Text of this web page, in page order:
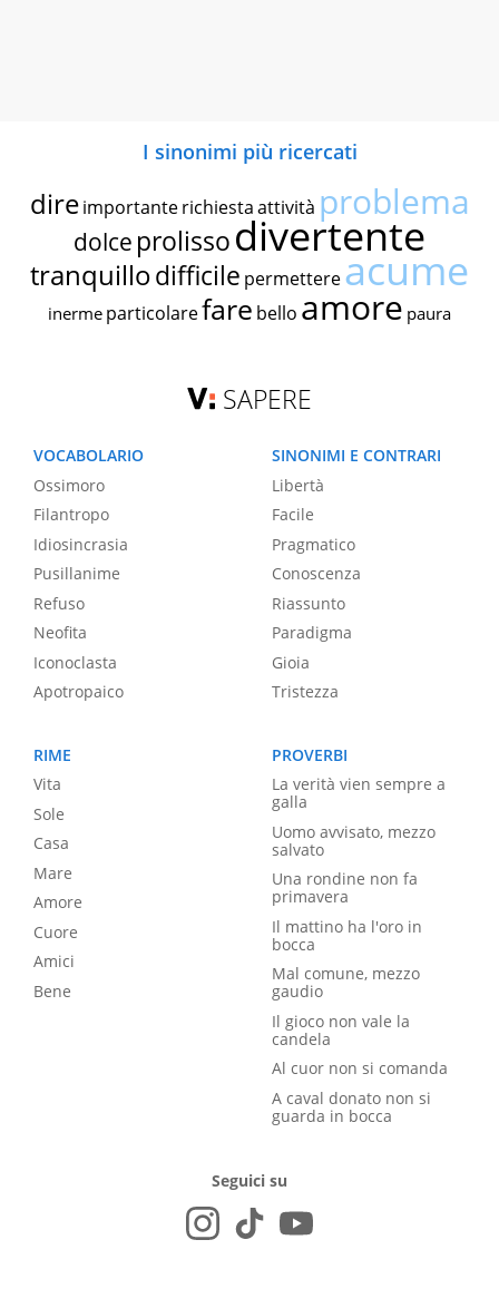
I sinonimi più ricercati
dire importante richiestaattività problema
dolce prolissodivertente
tranquillodifficile permettereacume
inerme particolarefare bello amore paura
SAPERE
VOCABOLARIO
Ossimoro
Filantropo
Idiosincrasia
Pusillanime
Refuso
Neofita
Iconoclasta
Apotropaico
SINONIMI E CONTRARI
Libertà
Facile
Pragmatico
Conoscenza
Riassunto
Paradigma
Gioia
Tristezza
RIME
Vita
Sole
Casa
Mare
Amore
Cuore
Amici
Bene
PROVERBI
La verità vien sempre a
galla
Uomo avvisato, mezzo
salvato
Una rondine non fa
primavera
Il mattino ha l'oro in
bocca
Mal comune, mezzo
gaudio
Il gioco non vale la
candela
Al cuor non si comanda
A caval donato non si
guarda in bocca
Seguici su